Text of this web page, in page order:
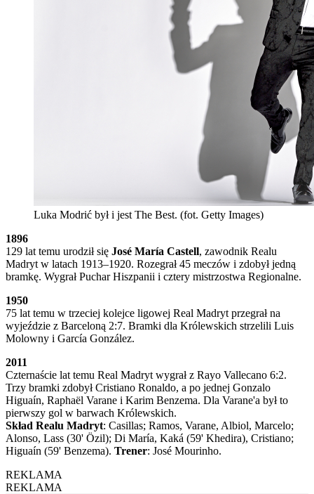
Luka Modrić był i jest The Best. (fot. Getty Images)
1896
129 lat temu urodził się José María Castell, zawodnik Realu
Madryt w latach 1913–1920. Rozegrał 45 meczów i zdobył jedną
bramkę. Wygrał Puchar Hiszpanii i cztery mistrzostwa Regionalne.
1950
75 lat temu w trzeciej kolejce ligowej Real Madryt przegrał na
wyjeździe z Barceloną 2:7. Bramki dla Królewskich strzelili Luis
Molowny i García González.
2011
Czternaście lat temu Real Madryt wygrał z Rayo Vallecano 6:2.
Trzy bramki zdobył Cristiano Ronaldo, a po jednej Gonzalo
Higuaín, Raphaël Varane i Karim Benzema. Dla Varane'a był to
pierwszy gol w barwach Królewskich.
Skład Realu Madryt: Casillas; Ramos, Varane, Albiol, Marcelo;
Alonso, Lass (30' Özil); Di María, Kaká (59' Khedira), Cristiano;
Higuaín (59' Benzema). Trener: José Mourinho.
REKLAMA
REKLAMA